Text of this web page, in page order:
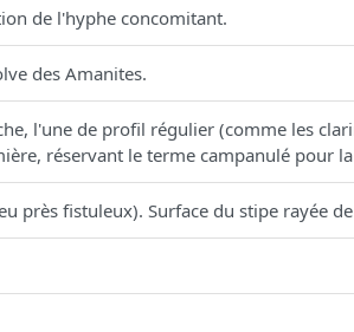
de l'hyphe concomitant.
des Amanites.
l'une de profil régulier (comme les
réservant le terme campanulé pour
près fistuleux). Surface du stipe rayée